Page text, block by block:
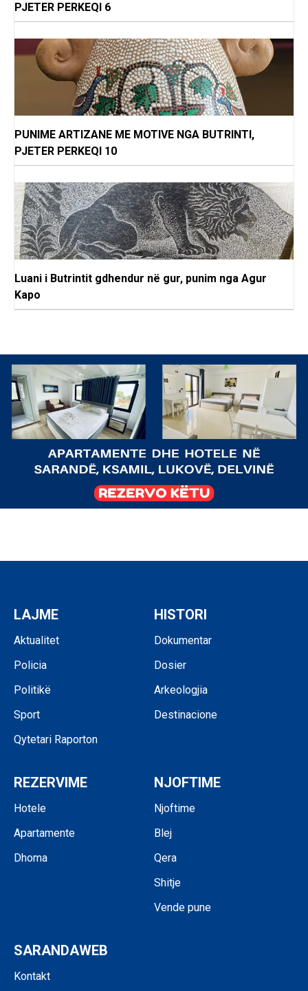
PJETER PERKEQI 6
PUNIME ARTIZANE ME MOTIVE NGA BUTRINTI,
PJETER PERKEQI 10
Luani i Butrintit gdhendur në gur, punim nga Agur
Kapo
LAJME
Aktualitet
Policia
Politikë
Sport
Qytetari Raporton
HISTORI
Dokumentar
Dosier
Arkeologjia
Destinacione
REZERVIME
Hotele
Apartamente
Dhoma
NJOFTIME
Njoftime
Blej
Qera
Shitje
Vende pune
SARANDAWEB
Kontakt